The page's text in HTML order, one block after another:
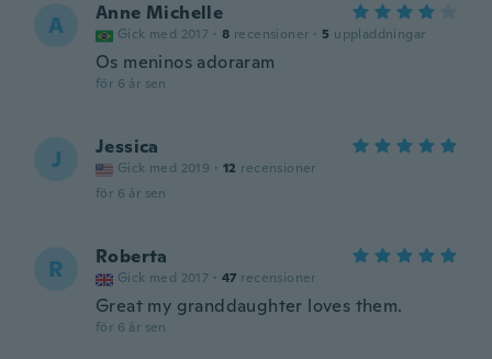
A Anne Michelle
Gick med 2017 · 8 recensioner · 5 uppladdningar
Os meninos adoraram
för 6 år sen
J Jessica
Gick med 2019 · 12 recensioner
för 6 år sen
R Roberta
Gick med 2017 · 47 recensioner
Great my granddaughter loves them.
för 6 år sen